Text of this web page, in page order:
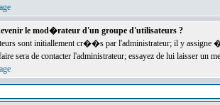
le mod�rateur d'un groupe d'utilisateurs ?
sont initiallement cr��s par l'administrateur; il y
sera de contacter l'administrateur; essayez de lui laisser un